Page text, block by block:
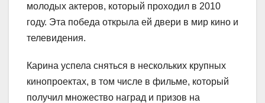
молодых актеров, который проходил в 2010
году. Эта победа открыла ей двери в мир кино и
телевидения.
Карина успела сняться в нескольких крупных
кинопроектах, в том числе в фильме, который
получил множество наград и призов на